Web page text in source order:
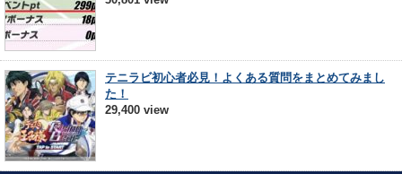
テニラビ初心者必見！よくある質問をまとめてみまし
た！
29,400 view